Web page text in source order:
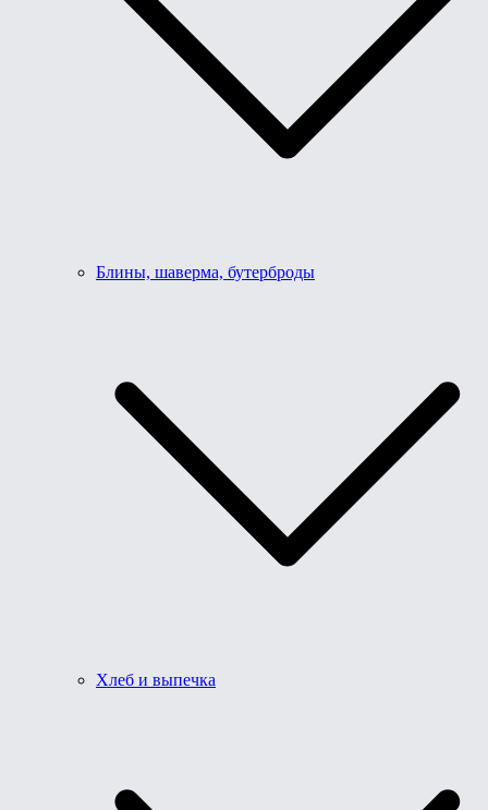
Блины, шаверма, бутерброды
Хлеб и выпечка